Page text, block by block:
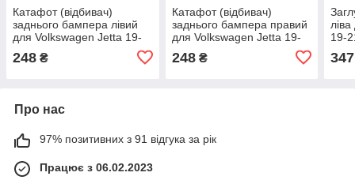
Катафот (відбивач)
заднього бампера лівий
для Volkswagen Jetta 19-
248 ₴
Катафот (відбивач)
заднього бампера правий
для Volkswagen Jetta 19-
248₴
19-
347
Про нас
97% позитивних з 91 відгука за рік
Працює з 06.02.2023